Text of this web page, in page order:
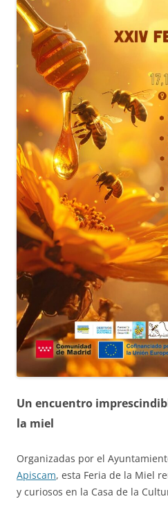
Un encuentro
la miel
Organizadas por el
Apiscam, esta Feria de la Miel
y curiosos en la Casa de la